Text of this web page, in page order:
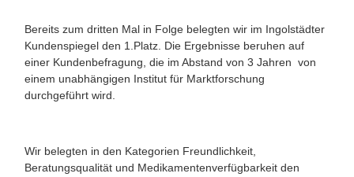
Bereits zum dritten Mal in Folge belegten wir im Ingolstädter
Kundenspiegel den 1.Platz. Die Ergebnisse beruhen auf
einer Kundenbefragung, die im Abstand von 3 Jahren von
einem unabhängigen Institut für Marktforschung
durchgeführt wird.
Wir belegten in den Kategorien Freundlichkeit,
Beratungsqualität und Medikamentenverfügbarkeit den